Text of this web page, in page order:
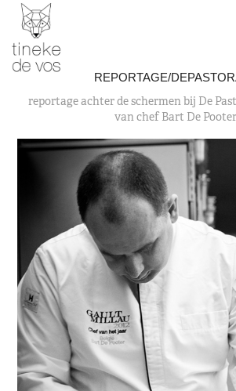
REPORTAGE/
reportage achter de schermen bij De
van chef Bart De Pooter